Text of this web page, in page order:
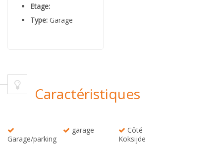
Etage:
Type: Garage
Caractéristiques
Garage/parking
garage
Côté
Koksijde